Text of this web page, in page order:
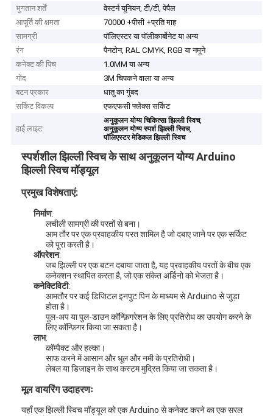
भुगतान शर्तें
वेस्टर्न यूनियन, टी/टी, पेपैल
आपूर्ति की क्षमता
70000 +पीसी +प्रति माह
सामग्री
पॉलिएस्टर या पॉलीकार्बोनेट या अन्य
रंग
पैनटोन, RAL CMYK, RGB या नमूने
कनेक्ट की पिच
1.0MM या अन्य
गोंद
3M चिपकने वाला या अन्य
बटन प्रकार
धातु का गुंबद
सर्किट विकल्प
एफएफसी फ्लेक्स सर्किट
हाई लाइट:
अनुकूलन योग्य चिकित्सा झिल्ली स्विच,
अनुकूलन योग्य स्पर्श झिल्ली स्विच,
पॉलिएस्टर मेडिकल झिल्ली स्विच
स्पर्शशील झिल्ली स्विच के साथ अनुकूलन योग्य Arduino
झिल्ली स्विच मॉड्यूल
प्रमुख विशेषताएं:
निर्माण:
लचीली सामग्री की परतों से बना।
आम तौर पर एक प्रवाहकीय परत शामिल है जो दबाए जाने पर एक सर्किट
को पूरा करती है।
ऑपरेशन:
जब झिल्ली पर एक बटन दबाया जाता है, यह प्रवाहकीय परतों के बीच एक
कनेक्शन स्थापित करता है, जो एक संकेत अर्डिनो को भेजता है।
कनेक्टिविटी:
आमतौर पर कई डिजिटल इनपुट पिन के माध्यम से Arduino से जुड़ा
होता है।
पुल-अप या पुल-डाउन कॉन्फ़िगरेशन के लिए प्रतिरोध का उपयोग करने के
लिए कॉन्फ़िगर किया जा सकता है।
लाभ:
कॉम्पैक्ट और हल्का।
साफ करने में आसान और धूल और नमी के प्रतिरोधी।
लेबल या डिजाइन के साथ कस्टम मुद्रित किया जा सकता है।
मूल वायरिंग उदाहरणः
यहाँ एक झिल्ली स्विच मॉड्यूल को एक Arduino से कनेक्ट करने का एक सरल